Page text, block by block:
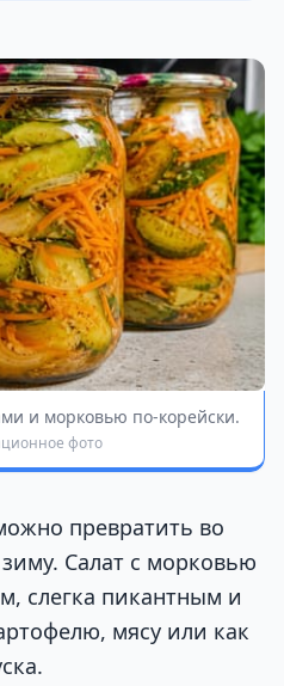
и морковью по-корейски.
фото
превратить во
Салат с морковью
слегка пикантным и
мясу или как